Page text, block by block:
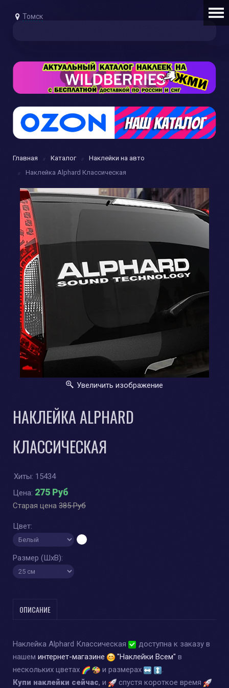
Томск
Главная Каталог
Наклейки на авто
Наклейка Alphard Классическая
Увеличить изображение
НАКЛЕЙКА ALPHARD
КЛАССИЧЕСКАЯ
Хиты: 15434
Цена: 275 Руб
Старая цена 385 Руб
Цвет:
Размер (ШхВ):
ОПИСАНИЕ
Наклейка Alphard Классическая
доступна к заказу в
нашем интернет-магазине "Наклейки Всем" в
нескольких цветах
и размерах
.
Купи наклейки сейчас, и
спустя короткое время